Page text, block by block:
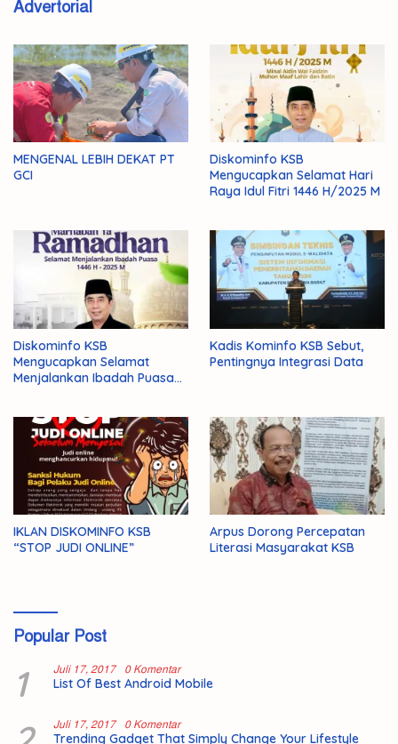
Advertorial
MENGENAL LEBIH DEKAT PT
GCI
Diskominfo KSB
Mengucapkan Selamat Hari
Raya Idul Fitri 1446 H/2025 M
Diskominfo KSB
Mengucapkan Selamat
Menjalankan Ibadah Puasa
Kadis Kominfo KSB Sebut,
Pentingnya Integrasi Data
IKLAN DISKOMINFO KSB
“STOP JUDI ONLINE”
Arpus Dorong Percepatan
Literasi Masyarakat KSB
Popular Post
1 Juli 17, 2017 0 Komentar
List Of Best Android Mobile
Juli 17, 2017 0 Komentar
Trending Gadget That Simply Change Your Lifestyle